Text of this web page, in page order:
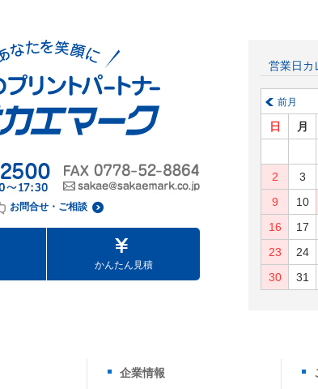
お問合せ・ご相談
かんたん見積
営業日カ
前月
日 月
2
3
9
10
16
17
23
24
30
31
企業情報